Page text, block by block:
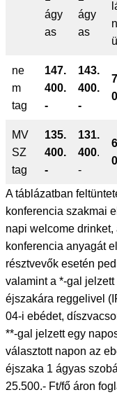
ágy
as
ágy
as
ül
ne
m
tag
147.
400.
-
143.
400.
-
MV
SZ
tag
135.
400.
-
131.
400.
-
A táblázatban
konferencia szakmai
napi welcome
konferencia anyagát
résztvevők esetén
valamint a *-gal
éjszakára reggelivel
04-i ebédet,
**-gal jelzett egy
választott napon az
éjszaka 1 ágyas
25.500.- Ft/fő áron